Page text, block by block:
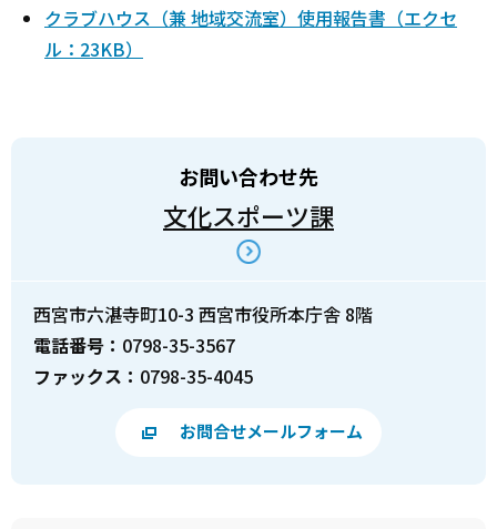
クラブハウス（兼 地域交流室）使用報告書（エクセ
ル：23KB）
お問い合わせ先
文化スポーツ課
西宮市六湛寺町10-3 西宮市役所本庁舎 8階
電話番号： 0798-35-3567
ファックス： 0798-35-4045
お問合せメールフォーム